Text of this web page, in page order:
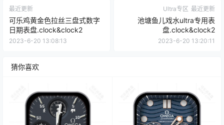
最近更新
可乐鸡黄金色拉丝三盘式数字
日期表盘.clock&clock2
2023-6-20 13:08:13
Ultra专区 最近更新
池塘鱼儿戏水ultra专用表
盘.clock&clock2
2023-6-20 13:20:11
猜你喜欢